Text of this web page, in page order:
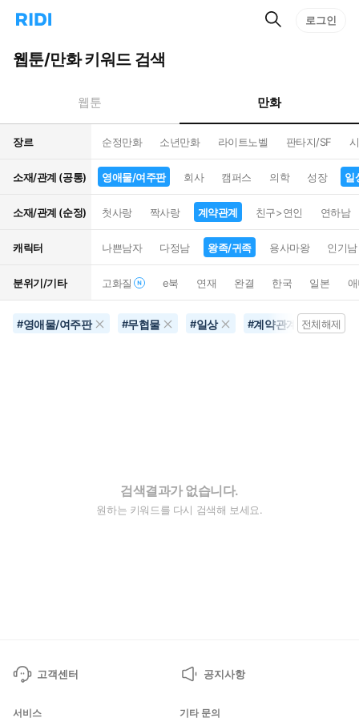
리
홈
으
턴
트
검
로그인
웹툰/만화 키워드 검색
웹툰 만화
장르 순정만화 소년만화 라이트노벨 판타지/SF
소재/관계 (공통) 영애물/여주판 회사 캠퍼스 의학 성장 일
소재/관계 (순정) 첫사랑 짝사랑 계약관계 친구>연인 연하남
캐릭터 나쁜남자 다정남 왕족/귀족 용사마왕 인기남
분위기/기타 고화질 e북 연재 완결 한국 일본
#영애물/여주판 #무협물 #일상 #계약관계 #왕족
전체해제
검색결과가 없습니다.
원하는 키워드를 다시 검색해 보세요.
고객센터 공지사항
서비스 기타 문의